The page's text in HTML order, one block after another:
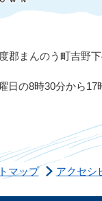
郡まんのう町吉野
日の8時30分から
マップ アクセシ